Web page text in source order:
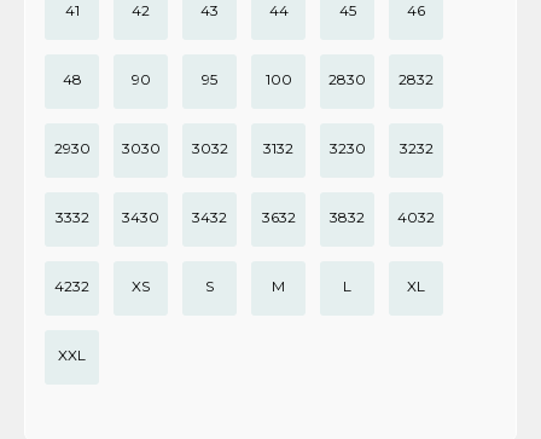
41 42 43 44 45 46
48 90 95 100 2830 2832
2930 3030 3032 3132 3230 3232
3332 3430 3432 3632 3832 4032
4232 XS S M L XL
XXL